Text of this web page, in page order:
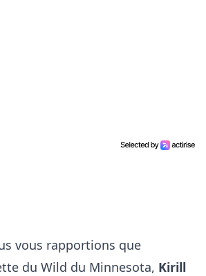
vous rapportions que
du Wild du Minnesota, Kirill